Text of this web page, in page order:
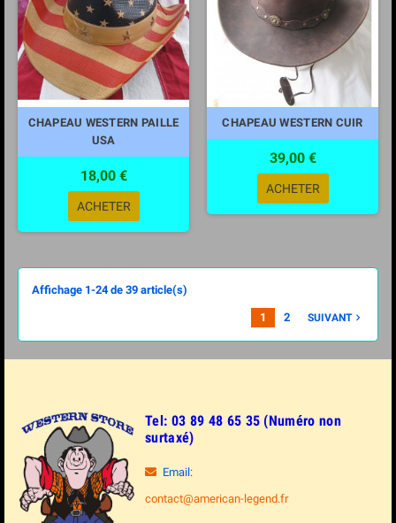
CHAPEAU WESTERN PAILLE
USA
18,00 €
ACHETER
CHAPEAU WESTERN CUIR
39,00 €
ACHETER
Affichage 1-24 de 39 article(s)
1 2 SUIVANT
Tel: 03 89 48 65 35 (Numéro non
surtaxé)
Email:
contact@american-legend.fr